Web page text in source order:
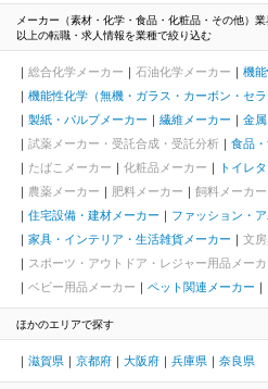
メーカー（素材・化学・食品・化粧品・その他）
以上の転職・求人情報を業種で絞り込む
総合化学メーカー 石油化学メーカー
機
機能性化学（無機・ガラス・カーボン・セ
製紙・パルプメーカー
繊維メーカー
金
試薬メーカー・受託合成・受託分析
食品・
たばこメーカー
化粧品メーカー トイレ
農薬メーカー
肥料メーカー 飼料メーカー
住宅設備・建材メーカー
ファッション・
家具・インテリア・生活雑貨メーカー
文
スポーツ・アウトドア・レジャー用品メーカ
ベビー用品メーカー
ペット関連メーカー
ほかのエリアで探す
滋賀県 京都府 大阪府 兵庫県 奈良県